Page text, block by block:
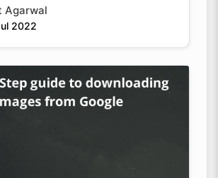
Agarwal
2022